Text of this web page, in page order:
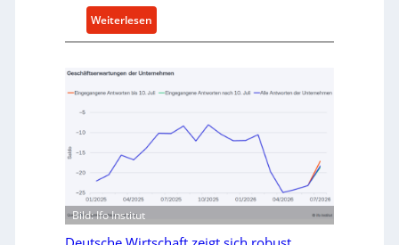
a
f
v
I
t
Weiterlesen
M
t
h
d
ü
r
Bild: Ifo Institut